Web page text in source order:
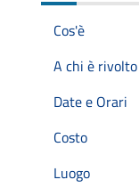
Cos'è
A chi è rivolto
Date e Orari
Costo
Luogo